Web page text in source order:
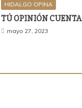
HIDALGO OPINA
TÚ OPINIÓN CUENTA
mayo 27, 2023